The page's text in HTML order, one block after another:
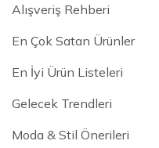
Alışveriş Rehberi
En Çok Satan Ürünler
En İyi Ürün Listeleri
Gelecek Trendleri
Moda & Stil Önerileri